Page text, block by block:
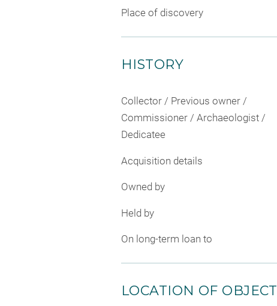
Place of discovery
HISTORY
Collector / Previous owner /
Commissioner / Archaeologist /
Dedicatee
Acquisition details
Owned by
Held by
On long-term loan to
LOCATION OF OBJECT